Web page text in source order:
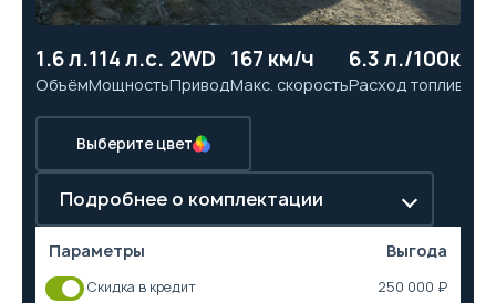
1.6 л.
Объём
114 л.с.
Мощность
2WD
Привод
167 км/ч
Макс. скорость
6.3 л./100км
Расход топлива
Выберите цвет
Подробнее о комплектации
Параметры Выгода
Скидка в кредит
250 000 ₽